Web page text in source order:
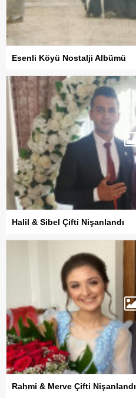
Esenli Köyü Nostalji Albümü
Halil & Sibel Çifti Nişanlandı
Rahmi & Merve Çifti Nişanlandı